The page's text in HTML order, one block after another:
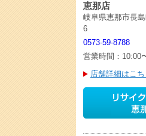
恵那店
岐阜県恵那市長
6
0573-59-8788
営業時間：10:00
店舗詳細はこち